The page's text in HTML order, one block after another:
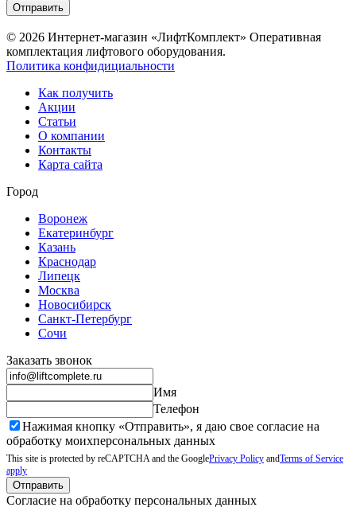
Отправить
© 2026 Интернет-магазин «ЛифтКомплект» Оперативная
комплектация лифтового оборудования.
Политика конфидициальности
Как получить
Акции
Статьи
О компании
Контакты
Карта сайта
Город
Воронеж
Екатеринбург
Казань
Краснодар
Липецк
Москва
Новосибирск
Санкт-Петербург
Сочи
Заказать звонок
Имя
Телефон
Нажимая кнопку «Отправить», я даю свое согласие на
обработку моихперсональных данных
This site is protected by reCAPTCHA and the GooglePrivacy Policy andTerms of Service
apply
Отправить
Согласие на обработку персональных данных